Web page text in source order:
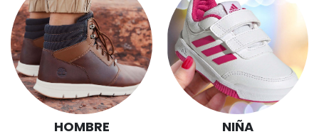
HOMBRE NIÑA